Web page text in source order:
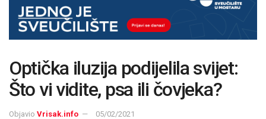
Optička iluzija podijelila svijet:
Što vi vidite, psa ili čovjeka?
Objavio Vrisak.info 05/02/2021